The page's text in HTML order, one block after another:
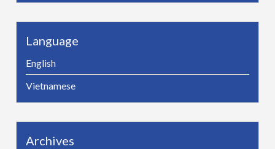
Language
English
Vietnamese
Archives